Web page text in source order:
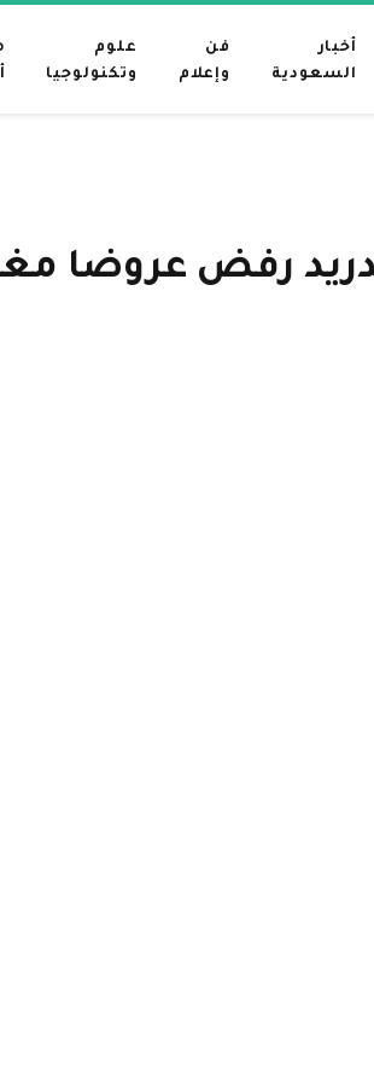
أخبار
السعودية
فن
وإعلام
علوم
وتكنولوجيا
رفض عروضا